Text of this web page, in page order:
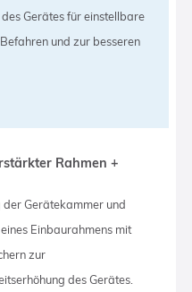
Gerätes für einstellbare
und zur besseren
Rahmen +
der Gerätekammer und
Einbaurahmens mit
zur
des Gerätes.